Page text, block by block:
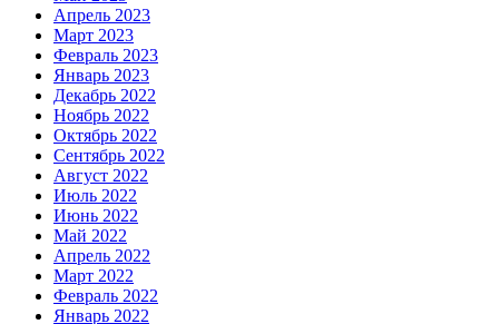
Апрель 2023
Март 2023
Февраль 2023
Январь 2023
Декабрь 2022
Ноябрь 2022
Октябрь 2022
Сентябрь 2022
Август 2022
Июль 2022
Июнь 2022
Май 2022
Апрель 2022
Март 2022
Февраль 2022
Январь 2022